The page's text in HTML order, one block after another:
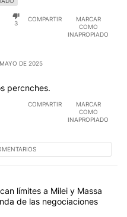
3
COMPARTIR
MARCAR
COMO
INAPROPIADO
DE 2025
percnches.
COMPARTIR
MARCAR
COMO
INAPROPIADO
más comentarios en los
"Los gobernadores
límites a Milei y Massa
de las negociaciones